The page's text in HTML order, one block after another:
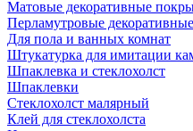
Матовые декоративные
Перламутровые
Для пола и ванных комнат
Штукатурка для имитации
Шпаклевка и стеклохолст
Шпаклевки
Стеклохолст малярный
Клей для стеклохолста